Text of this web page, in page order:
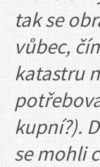
tak se
vůbec,
katastru
kupní?).
se mohli